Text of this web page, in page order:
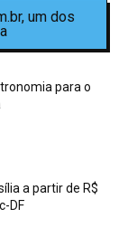
um dos
para o
a partir de R$
DF